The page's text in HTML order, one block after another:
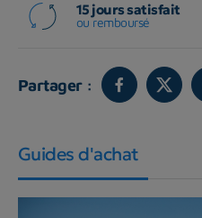
15 jours satisfait
ou remboursé
Partager :
Guides d'achat